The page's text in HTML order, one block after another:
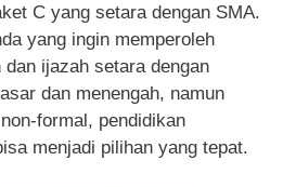
C yang setara dengan SMA.
yang ingin memperoleh
dan ijazah setara dengan
dan menengah, namun
formal, pendidikan
menjadi pilihan yang tepat.